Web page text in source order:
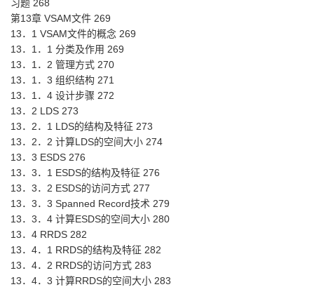
习题 268
第13章 VSAM文件 269
13．1 VSAM文件的概念 269
13．1．1 分类及作用 269
13．1．2 管理方式 270
13．1．3 组织结构 271
13．1．4 设计步骤 272
13．2 LDS 273
13．2．1 LDS的结构及特征 273
13．2．2 计算LDS的空间大小 274
13．3 ESDS 276
13．3．1 ESDS的结构及特征 276
13．3．2 ESDS的访问方式 277
13．3．3 Spanned Record技术 279
13．3．4 计算ESDS的空间大小 280
13．4 RRDS 282
13．4．1 RRDS的结构及特征 282
13．4．2 RRDS的访问方式 283
13．4．3 计算RRDS的空间大小 283